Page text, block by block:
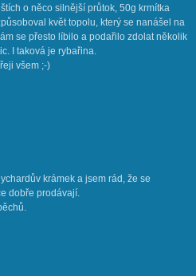
o něco silnější průtok, 50g krmítka
květ topolu, který se nanášel na
se přesto líbilo a podařilo zdolat několik
I taková je rybařina.
všem ;-)
krámek a jsem rád, že se
dobře prodávají.